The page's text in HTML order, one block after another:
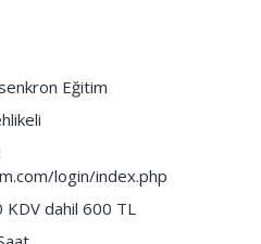
Eğitim
login/index.php
KDV dahil 600 TL